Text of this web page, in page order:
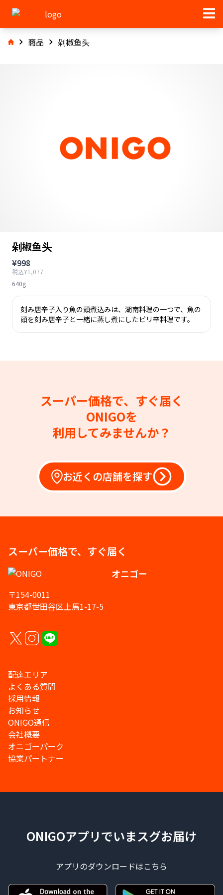
商品 剁椒鱼头
剁椒鱼头
¥998
税込¥1,077
640g
刻み唐辛子入り魚の頭煮込みは、湖南料理の一つで、魚の
頭を刻み唐辛子と一緒に蒸し煮にしたピリ辛料理です。
スーパー価格で、すぐ届く
ONIGOを
利用してみませんか？
お近くの店舗を探す
スーパー価格で、すぐ届く
オニゴー
〒154-0011
東京都世田谷区上馬1-17-5
配達エリア
よくある質問
採用情報
お知らせ
ONIGO通信
会社概要
オニゴーパーク
協業パートナー
ONIGOアプリでいまスグお届け
アプリのダウンロードはこちら